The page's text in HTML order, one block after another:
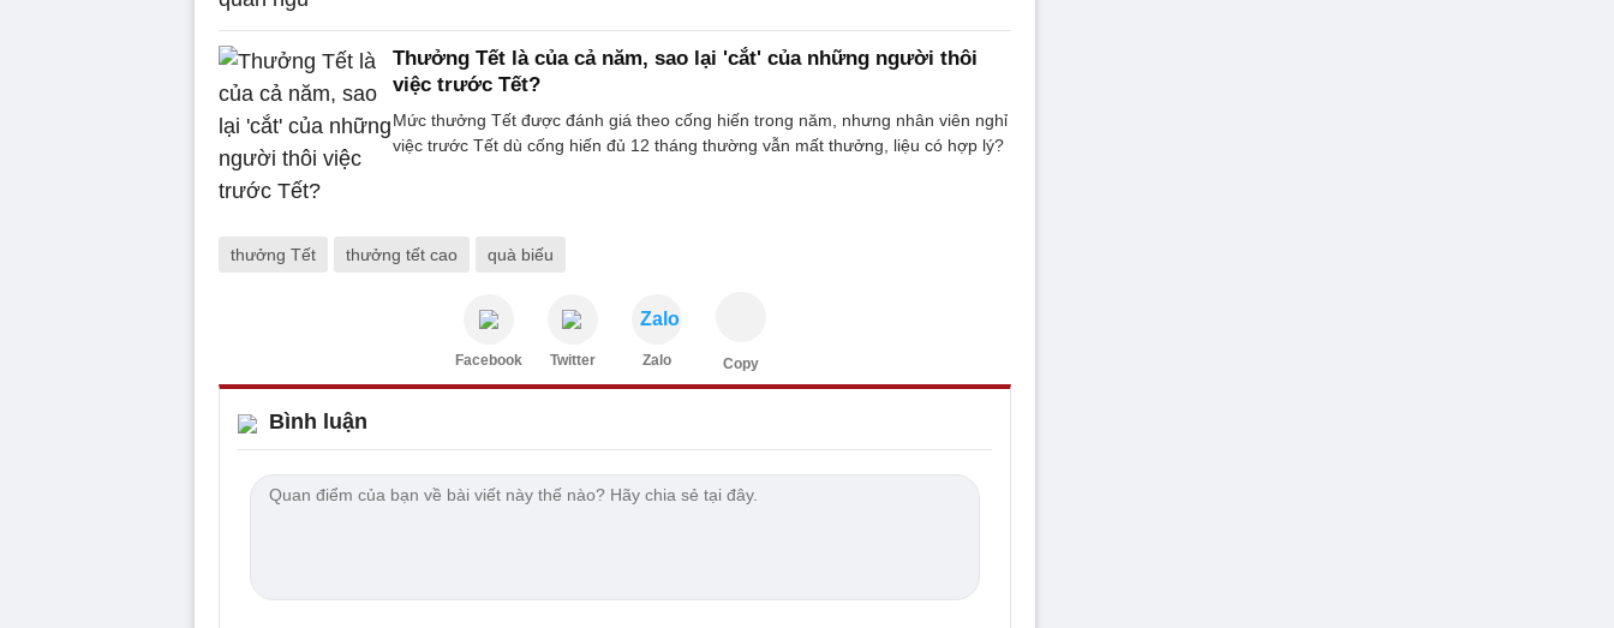
Thưởng Tết là của cả năm, sao lại 'cắt' của những người thôi
việc trước Tết?
Mức thưởng Tết được đánh giá theo cống hiến trong năm, nhưng nhân viên nghỉ
việc trước Tết dù cống hiến đủ 12 tháng thường vẫn mất thưởng, liệu có hợp lý?
thưởng Tết thưởng tết cao quà biếu
Facebook Twitter
Zalo
Zalo Copy
Bình luận